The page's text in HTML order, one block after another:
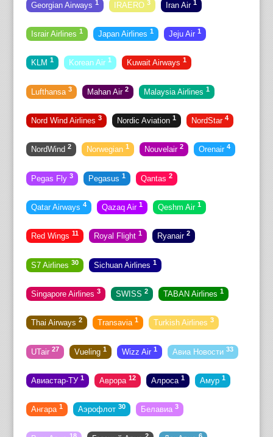
Georgian Airways 1 IRAERO 3 Iran Air 1
Israir Airlines 1 Japan Airlines 1 Jeju Air 1
KLM 1 Korean Air 1 Kuwait Airways 1
Lufthansa 3 Mahan Air 2 Malaysia Airlines 1
Nord Wind Airlines 3 Nordic Aviation 1 NordStar 4
NordWind 2 Norwegian 1 Nouvelair 2 Orenair 4
Pegas Fly 3 Pegasus 1 Qantas 2
Qatar Airways 4 Qazaq Air 1 Qeshm Air 1
Red Wings 11 Royal Flight 1 Ryanair 2
S7 Airlines 30 Sichuan Airlines 1
Singapore Airlines 3 SWISS 2 TABAN Airlines 1
Thai Airways 2 Transavia 1 Turkish Airlines 3
UTair 27 Vueling 1 Wizz Air 1 Авиа Новости 33
Авиастар-ТУ 1 Аврора 12 Алроса 1 Амур 1
Ангара 1 Аэрофлот 30 Белавиа 3
18 2 6